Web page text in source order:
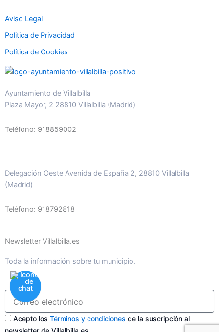
Aviso Legal
Politica de Privacidad
Política de Cookies
Ayuntamiento de Villalbilla
Plaza Mayor, 2 28810 Villalbilla (Madrid)
Teléfono: 918859002
Delegación Oeste Avenida de España 2, 28810 Villalbilla
(Madrid)
Teléfono: 918792818
Newsletter Villalbilla.es
Toda la información sobre tu municipio.
Acepto los Términos y condiciones de la suscripción al
newsletter de Villalbilla.es